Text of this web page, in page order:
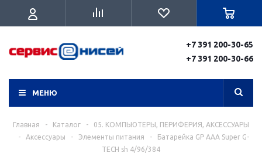
+7 391 200-30-65
+7 391 200-30-66
МЕНЮ
Главная - Каталог -
05. КОМПЬЮТЕРЫ, ПЕРИФЕРИЯ, АКСЕССУАРЫ
-
Аксессуары - Элементы питания -
Батарейка GP AAA Super G-
TECH sh 4/96/384